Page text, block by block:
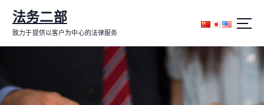
内
法务二部
致力于提供以客户为中心的法律服务